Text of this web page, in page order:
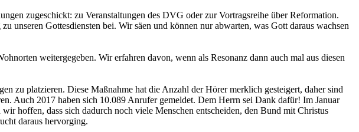
zugeschickt: zu Veranstaltungen des DVG oder zur Vortragsreihe über Reformation.
unseren Gottesdiensten bei. Wir säen und können nur abwarten, was Gott daraus wachsen
weitergegeben. Wir erfahren davon, wenn als Resonanz dann auch mal aus diesen
zu platzieren. Diese Maßnahme hat die Anzahl der Hörer merklich gesteigert, daher sind
Auch 2017 haben sich 10.089 Anrufer gemeldet. Dem Herrn sei Dank dafür! Im Januar
hoffen, dass sich dadurch noch viele Menschen entscheiden, den Bund mit Christus
daraus hervorging.